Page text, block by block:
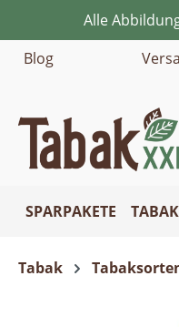
Hauptinhalt springen
Zur Suche springen
Zur
Alle
Blog
SPARPAKETE TABAK
Tabak